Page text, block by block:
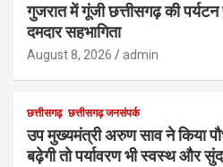
गुजरात में गूंजी छत्तीसगढ़ की
दमदार सहभागिता
August 8, 2026 admin
छत्तीसगढ़ छत्तीसगढ़ जनसंपर्क
उप मुख्यमंत्री अरुण साव ने किया
बढ़ेगी तो पर्यावरण भी स्वस्थ और